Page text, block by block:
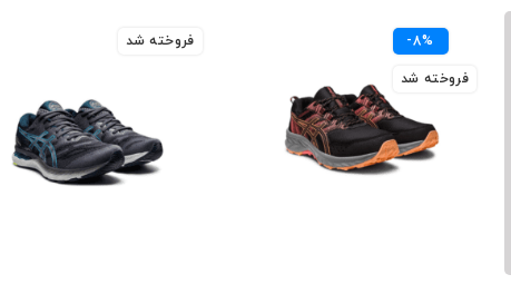
-8%
فروخته شد
فروخته شد